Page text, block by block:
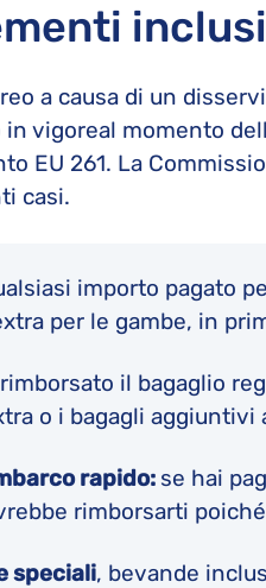
a causa di un
vigoreal momento
EU 261. La
casi.
importo pagato
per le gambe, in
il bagaglio
o i bagagli
rapido: se hai
rimborsarti
speciali, bevande